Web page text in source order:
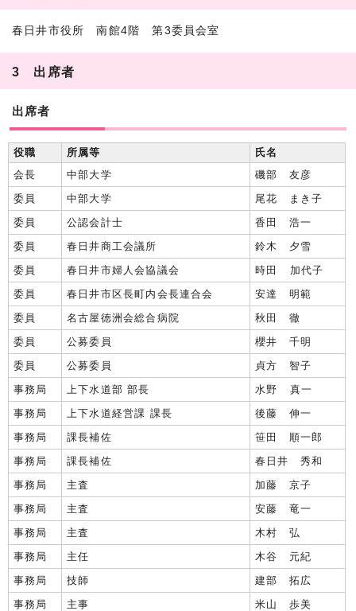
春日井市役所 南館4階 第3委員会室
3 出席者
出席者
役職 所属等
氏名
会長
中部大学
磯部 友彦
委員
中部大学
尾花 まき子
委員
公認会計士
香田 浩一
委員
春日井商工会議所
鈴木 夕雪
委員
春日井市婦人会協議会
時田 加代子
委員
春日井市区長町内会長連合会
安達 明範
委員
名古屋徳洲会総合病院
秋田 徹
委員
公募委員
櫻井 千明
委員
公募委員
貞方 智子
事務局
上下水道部 部長
水野 真一
事務局
上下水道経営課 課長
後藤 伸一
事務局
課長補佐
笹田 順一郎
事務局
課長補佐
春日井 秀和
事務局
主査
加藤 京子
事務局
主査
安藤 竜一
事務局
主査
木村 弘
事務局
主任
木谷 元紀
事務局
技師
建部 拓広
事務局
主事
米山 歩美